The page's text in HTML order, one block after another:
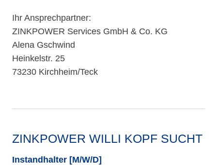
Ihr Ansprechpartner:
ZINKPOWER Services GmbH & Co. KG
Alena Gschwind
Heinkelstr. 25
73230 Kirchheim/Teck
ZINKPOWER WILLI KOPF SUCHT
Instandhalter [M/W/D]